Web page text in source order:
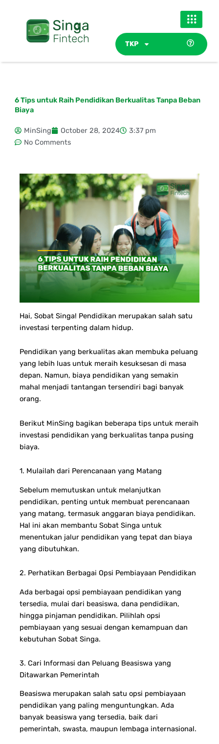
TKP
6 Tips untuk Raih Pendidikan Berkualitas Tanpa Beban
Biaya
MinSing October 28, 2024
3:37 pm
No Comments
Hai, Sobat Singa! Pendidikan merupakan salah satu
investasi terpenting dalam hidup.
Pendidikan yang berkualitas akan membuka peluang
yang lebih luas untuk meraih kesuksesan di masa
depan. Namun, biaya pendidikan yang semakin
mahal menjadi tantangan tersendiri bagi banyak
orang.
Berikut MinSing bagikan beberapa tips untuk meraih
investasi pendidikan yang berkualitas tanpa pusing
biaya.
1. Mulailah dari Perencanaan yang Matang
Sebelum memutuskan untuk melanjutkan
pendidikan, penting untuk membuat perencanaan
yang matang, termasuk anggaran biaya pendidikan.
Hal ini akan membantu Sobat Singa untuk
menentukan jalur pendidikan yang tepat dan biaya
yang dibutuhkan.
2. Perhatikan Berbagai Opsi Pembiayaan Pendidikan
Ada berbagai opsi pembiayaan pendidikan yang
tersedia, mulai dari beasiswa, dana pendidikan,
hingga pinjaman pendidikan. Pilihlah opsi
pembiayaan yang sesuai dengan kemampuan dan
kebutuhan Sobat Singa.
3. Cari Informasi dan Peluang Beasiswa yang
Ditawarkan Pemerintah
Beasiswa merupakan salah satu opsi pembiayaan
pendidikan yang paling menguntungkan. Ada
banyak beasiswa yang tersedia, baik dari
pemerintah, swasta, maupun lembaga internasional.